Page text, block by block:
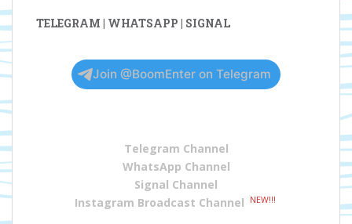
TELEGRAM | WHATSAPP | SIGNAL
Join @BoomEnter on Telegram
Telegram Channel
WhatsApp Channel
Signal Channel
Instagram Broadcast Channel
NEW!!!